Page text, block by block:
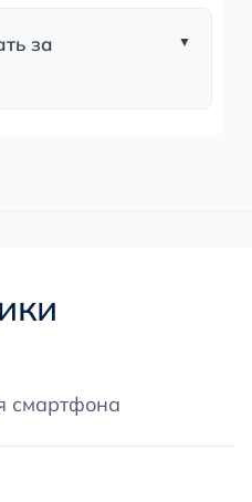
за
смартфона